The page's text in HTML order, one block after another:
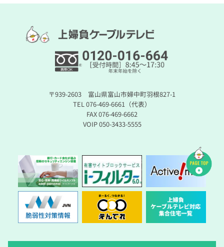
〒939-2603 富山県富山市婦中町羽根827-1
TEL 076-469-6661（代表）
FAX 076-469-6662
VOIP 050-3433-5555